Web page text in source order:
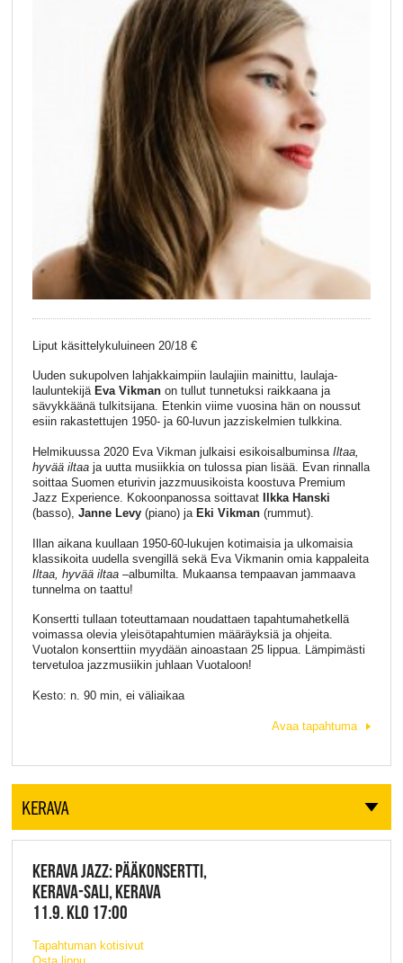
Liput käsittelykuluineen 20/18 €
Uuden sukupolven lahjakkaimpiin laulajiin mainittu, laulaja-
lauluntekijä Eva Vikmanon tullut tunnetuksi raikkaana ja
sävykkäänä tulkitsijana. Etenkin viime vuosina hän on noussut
esiin rakastettujen 1950- ja 60-luvun jazziskelmien tulkkina.
Helmikuussa 2020 Eva Vikman julkaisi esikoisalbuminsa Iltaa,
hyvää iltaaja uutta musiikkia on tulossa pian lisää. Evan rinnalla
soittaa Suomen eturivin jazzmuusikoista koostuva Premium
Jazz Experience. Kokoonpanossa soittavat
Ilkka Hanski
(basso), Janne Levy(piano) ja Eki Vikman(rummut).
Illan aikana kuullaan 1950-60-lukujen kotimaisia ja ulkomaisia
klassikoita uudella svengillä sekä Eva Vikmanin omia kappaleita
Iltaa, hyvää iltaa–albumilta. Mukaansa tempaavan jammaava
tunnelma on taattu!
Konsertti tullaan toteuttamaan noudattaen tapahtumahetkellä
voimassa olevia yleisötapahtumien määräyksiä ja ohjeita.
Vuotalon konserttiin myydään ainoastaan 25 lippua. Lämpimästi
tervetuloa jazzmusiikin juhlaan Vuotaloon!
Kesto: n. 90 min, ei väliaikaa
Avaa tapahtuma
KERAVA
KERAVA JAZZ: PÄÄKONSERTTI,
KERAVA-SALI, KERAVA
11.9. KLO 17:00
Tapahtuman kotisivut